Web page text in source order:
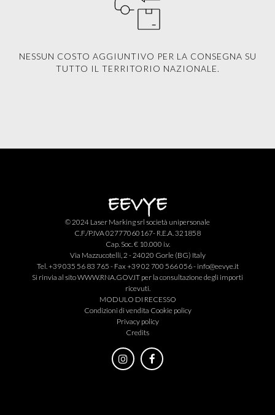
NESSUN COSTO AGGIUNTIVO PER LA CONSEGNA SU
TUTTO IL TERRITORIO NAZIONALE.
© 2024 Laser Marking srl società unipersonale
C.F./P.IVA 02777060167- R.E.A. 321858
Cap. Soc. € 10.000 i.v.
Via Mazzucotelli, 2 - 24020 Gorle (BG) Italy
Tel. +39 035 56 83 765 - Fax +39 02 700 566 056 - info@eevye.it
Si rinvia al sitoWWW.RNA.GOV.IT per la consultazione degli importi
ricevuti.
MODULO DI RECESSO
Condizioni di vendita Cookie policy
Privacy policy
Credits